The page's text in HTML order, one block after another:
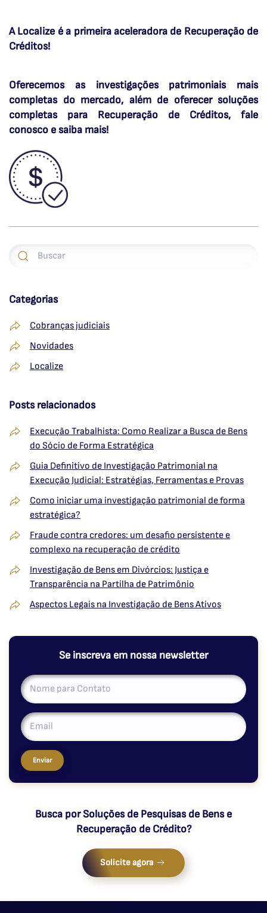
A Localize é a primeira aceleradora de Recuperação de
Créditos!
Oferecemos as investigações patrimoniais mais
completas do mercado, além de oferecer soluções
completas para Recuperação de Créditos, fale
conosco e saiba mais!
Categorias
Cobranças judiciais
Novidades
Localize
Posts relacionados
Execução Trabalhista: Como Realizar a Busca de Bens
do Sócio de Forma Estratégica
Guia Definitivo de Investigação Patrimonial na
Execução Judicial: Estratégias, Ferramentas e Provas
Como iniciar uma investigação patrimonial de forma
estratégica?
Fraude contra credores: um desafio persistente e
complexo na recuperação de crédito
Investigação de Bens em Divórcios: Justiça e
Transparência na Partilha de Patrimônio
Aspectos Legais na Investigação de Bens Ativos
Se inscreva em nossa newsletter
Enviar
Busca por Soluções de Pesquisas de Bens e
Recuperação de Crédito?
Solicite agora